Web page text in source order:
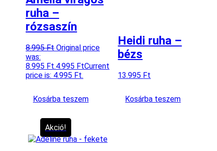
ruha –
rózsaszín
8.995Ft Original price
was:
8.995 Ft.4.995 FtCurrent
price is: 4.995 Ft.
Kosárba teszem
Heidi ruha –
bézs
13.995 Ft
Kosárba teszem
Akció!